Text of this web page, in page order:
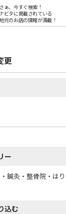
さぁ、今すぐ検索！
ナビタに掲載されている
元のお店の情報が満載！
更
ー
鍼灸・整骨院・は
込む